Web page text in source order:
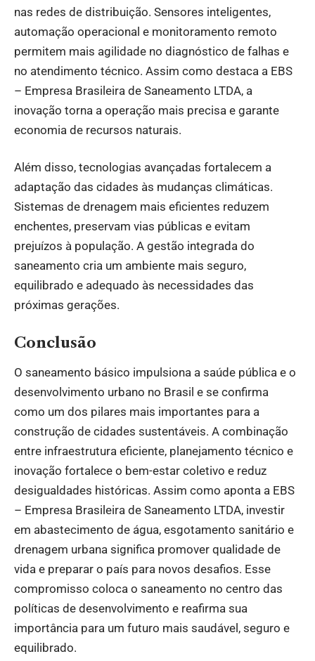
nas redes de distribuição. Sensores inteligentes,
automação operacional e monitoramento remoto
permitem mais agilidade no diagnóstico de falhas e
no atendimento técnico. Assim como destaca a EBS
– Empresa Brasileira de Saneamento LTDA, a
inovação torna a operação mais precisa e garante
economia de recursos naturais.
Além disso, tecnologias avançadas fortalecem a
adaptação das cidades às mudanças climáticas.
Sistemas de drenagem mais eficientes reduzem
enchentes, preservam vias públicas e evitam
prejuízos à população. A gestão integrada do
saneamento cria um ambiente mais seguro,
equilibrado e adequado às necessidades das
próximas gerações.
Conclusão
O saneamento básico impulsiona a saúde pública e o
desenvolvimento urbano no Brasil e se confirma
como um dos pilares mais importantes para a
construção de cidades sustentáveis. A combinação
entre infraestrutura eficiente, planejamento técnico e
inovação fortalece o bem-estar coletivo e reduz
desigualdades históricas. Assim como aponta a EBS
– Empresa Brasileira de Saneamento LTDA, investir
em abastecimento de água, esgotamento sanitário e
drenagem urbana significa promover qualidade de
vida e preparar o país para novos desafios. Esse
compromisso coloca o saneamento no centro das
políticas de desenvolvimento e reafirma sua
importância para um futuro mais saudável, seguro e
equilibrado.